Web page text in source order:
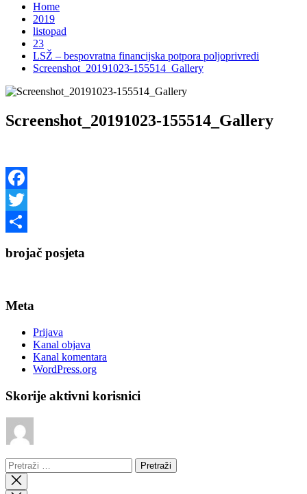
Home
2019
listopad
23
LSŽ – bespovratna financijska potpora poljoprivredi
Screenshot_20191023-155514_Gallery
Screenshot_20191023-155514_Gallery
Facebook
Twitter
brojač posjeta
Meta
Prijava
Kanal objava
Kanal komentara
WordPress.org
Skorije aktivni korisnici
Pretraži: